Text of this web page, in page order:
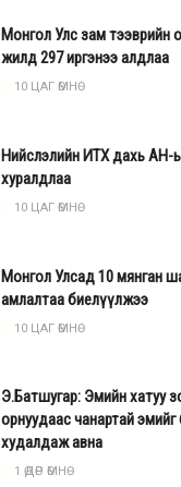
Монгол Улс зам тээврийн
жилд 297 иргэнээ алдлаа
10 ЦАГ ӨМНӨ
Нийслэлийн ИТХ дахь АН-
хуралдлаа
10 ЦАГ ӨМНӨ
Монгол Улсад 10 мянган
амлалтаа биелүүлжээ
10 ЦАГ ӨМНӨ
Э.Батшугар: Эмийн хатуу
орнуудаас чанартай эмийг
худалдаж авна
1 ӨДӨР ӨМНӨ